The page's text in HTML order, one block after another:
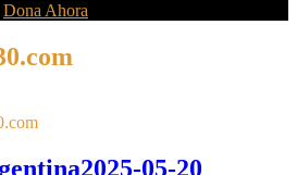
Dona Ahora
05-20